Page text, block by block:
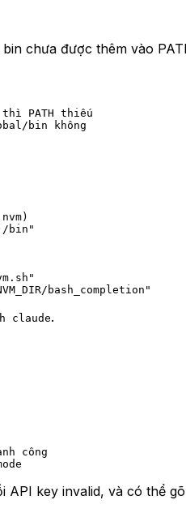
chưa được thêm vào
PATH thiếu
bin không
bin"
/bash_completion"
claude.
công
API key invalid, và có thể gõ